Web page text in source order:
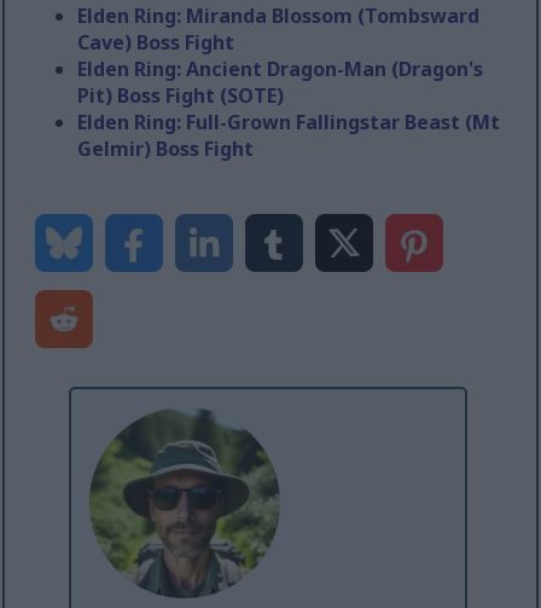
Elden Ring: Miranda Blossom (Tombsward
Cave) Boss Fight
Elden Ring: Ancient Dragon-Man (Dragon's
Pit) Boss Fight (SOTE)
Elden Ring: Full-Grown Fallingstar Beast (Mt
Gelmir) Boss Fight